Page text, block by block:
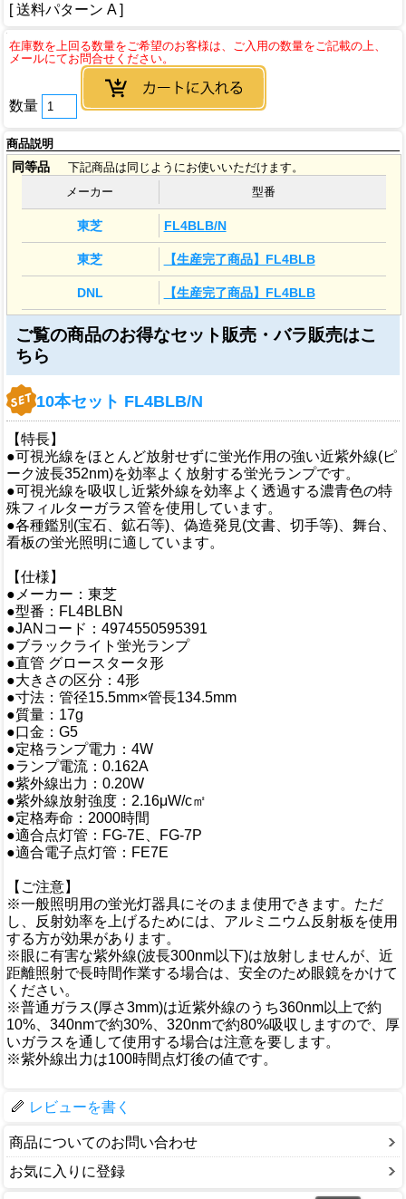
[ 送料パターン A ]
数量
商品説明
同等品
下記商品は同じようにお使いいただけます。
メーカー
型番
東芝 FL4BLB/N
東芝 【生産完了商品】FL4BLB
DNL 【生産完了商品】FL4BLB
10本セット FL4BLB/N
【特長】
●可視光線をほとんど放射せずに蛍光作用の強い近紫外線(ピ
ーク波長352nm)を効率よく放射する蛍光ランプです。
●可視光線を吸収し近紫外線を効率よく透過する濃青色の特
殊フィルターガラス管を使用しています。
●各種鑑別(宝石、鉱石等)、偽造発見(文書、切手等)、舞台、
看板の蛍光照明に適しています。
【仕様】
●メーカー：東芝
●型番：FL4BLBN
●JANコード：4974550595391
●ブラックライト蛍光ランプ
●直管 グロースタータ形
●大きさの区分：4形
●寸法：管径15.5mm×管長134.5mm
●質量：17g
●口金：G5
●定格ランプ電力：4W
●ランプ電流：0.162A
●紫外線出力：0.20W
●紫外線放射強度：2.16μW/c㎡
●定格寿命：2000時間
●適合点灯管：FG-7E、FG-7P
●適合電子点灯管：FE7E
【ご注意】
※一般照明用の蛍光灯器具にそのまま使用できます。ただ
し、反射効率を上げるためには、アルミニウム反射板を使用
する方が効果があります。
※眼に有害な紫外線(波長300nm以下)は放射しませんが、近
距離照射で長時間作業する場合は、安全のため眼鏡をかけて
ください。
※普通ガラス(厚さ3mm)は近紫外線のうち360nm以上で約
10%、340nmで約30%、320nmで約80%吸収しますので、厚
いガラスを通して使用する場合は注意を要します。
※紫外線出力は100時間点灯後の値です。
レビューを書く
商品についてのお問い合わせ
お気に入りに登録